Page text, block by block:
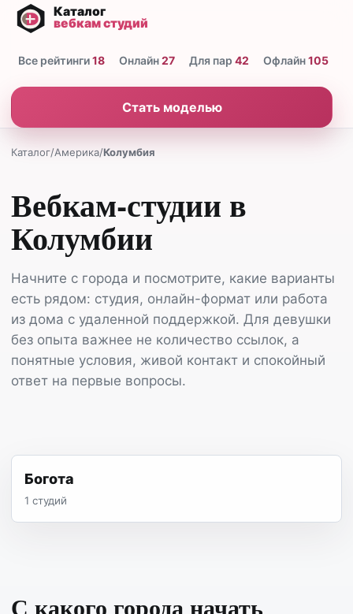
Все рейтинги18 Онлайн27 Для пар 42 Офлайн105
Стать моделью
Каталог/Америка/Колумбия
Вебкам-студии в
Колумбии
Начните с города и посмотрите, какие варианты
есть рядом: студия, онлайн-формат или работа
из дома с удаленной поддержкой. Для девушки
без опыта важнее не количество ссылок, а
понятные условия, живой контакт и спокойный
ответ на первые вопросы.
Богота
1 студий
С какого города начать